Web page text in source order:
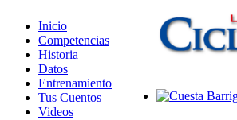
Inicio
Competencias
Historia
Datos
Entrenamiento
Tus Cuentos
Videos